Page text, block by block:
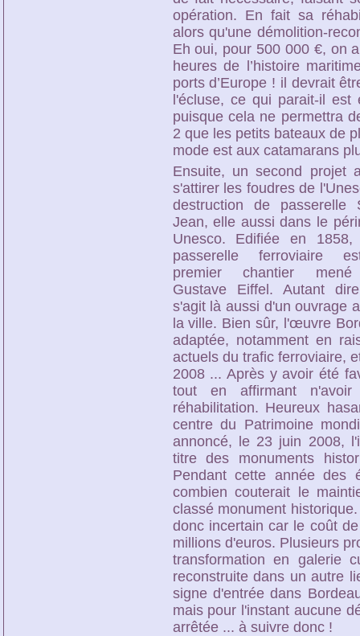
opération. En fait sa
alors qu'une démolition-
Eh oui, pour 500 000 €, on
heures de l’histoire
ports d’Europe ! il devrait
l'écluse, ce qui parait-il est
puisque cela ne permettra
2 que les petits bateaux de
mode est aux catamarans
Ensuite, un second projet
s'attirer les foudres de
destruction de passerelle
Jean, elle aussi dans le
Unesco. Edifiée en 1858,
passerelle ferroviaire
premier chantier
Gustave Eiffel. Autant
s'agit là aussi d'un ouvrage
la ville. Bien sûr, l'œuvre
adaptée, notamment en
actuels du trafic ferroviaire,
2008 ... Après y avoir été
tout en affirmant
réhabilitation. Heureux
centre du Patrimoine
annoncé, le 23 juin 2008,
titre des monuments
Pendant cette année des
combien couterait le
classé monument
donc incertain car le coût
millions d'euros. Plusieurs
transformation en galerie
reconstruite dans un autre
signe d'entrée dans
mais pour l'instant aucune
arrêtée ... à suivre donc !